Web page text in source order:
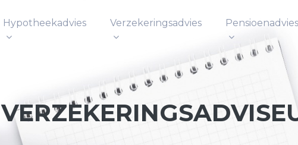
Hypotheekadvies Verzekeringsadvies Pensioenadvies